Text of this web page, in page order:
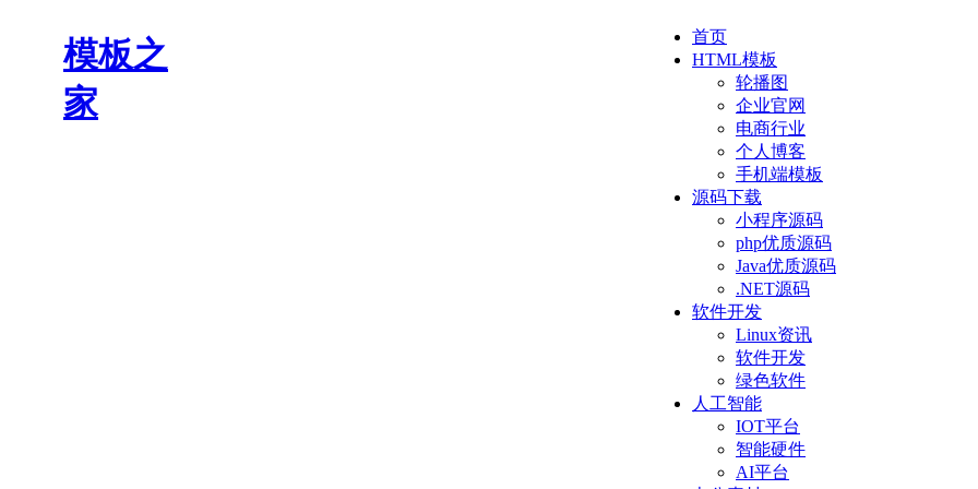
模板之
家
首页
HTML模板
轮播图
企业官网
电商行业
个人博客
手机端模板
源码下载
小程序源码
php优质源码
Java优质源码
.NET源码
软件开发
Linux资讯
软件开发
绿色软件
人工智能
IOT平台
智能硬件
AI平台